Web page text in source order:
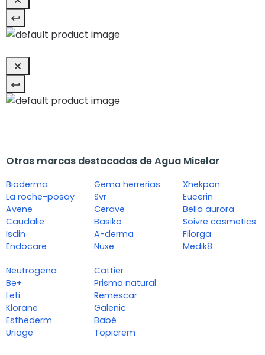
Otras marcas destacadas de Agua Micelar
Bioderma
La roche-posay
Avene
Caudalie
Isdin
Endocare
Gema herrerias
Svr
Cerave
Basiko
A-derma
Nuxe
Xhekpon
Eucerin
Bella aurora
Soivre cosmetics
Filorga
Medik8
Neutrogena
Be+
Leti
Klorane
Esthederm
Uriage
Cattier
Prisma natural
Remescar
Galenic
Babé
Topicrem